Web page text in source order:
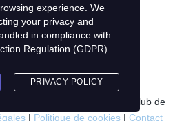
Football | Création : Racing Club de
| Politique de cookies | Contact
experience. We
your privacy and
in compliance with
Regulation (GDPR)
PRIVACY POLICY